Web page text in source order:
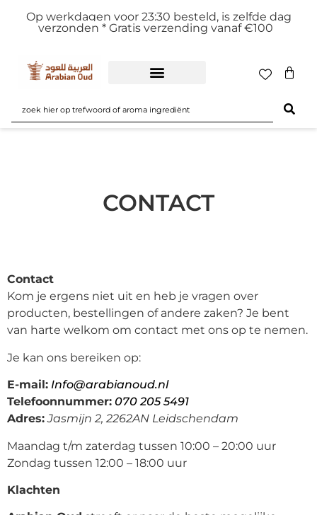
Op werkdagen voor 23:30 besteld, is zelfde dag
verzonden * Gratis verzending vanaf €100
CONTACT
Contact
Kom je ergens niet uit en heb je vragen over
producten, bestellingen of andere zaken? Je bent
van harte welkom om contact met ons op te nemen.
Je kan ons bereiken op:
E-mail: Info@arabianoud.nl
Telefoonnummer: 070 205 5491
Adres: Jasmijn 2, 2262AN Leidschendam
Maandag t/m zaterdag tussen 10:00 – 20:00 uur
Zondag tussen 12:00 – 18:00 uur
Klachten